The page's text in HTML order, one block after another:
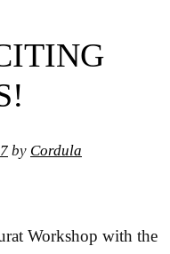
by Cordula
Workshop with the